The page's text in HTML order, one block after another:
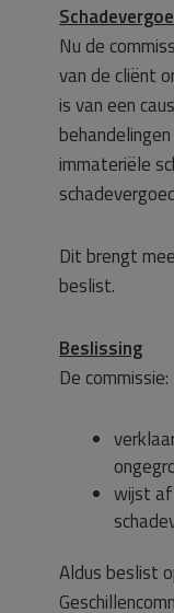
Nu de
van de cliënt
is van een
immateriële
Dit brengt
beslist.
Beslissing
De commissie:
wijst
Aldus beslist